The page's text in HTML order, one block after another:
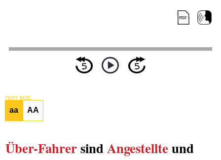
TEXT SIZE
aa AA
Über-FahrersindAngestellteund